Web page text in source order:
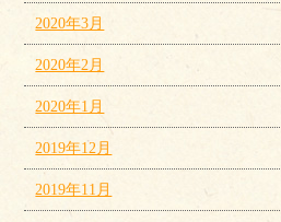
2020年3月
2020年2月
2020年1月
2019年12月
2019年11月